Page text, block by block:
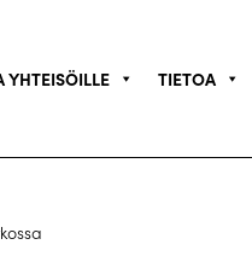
YHTEISÖILLE TIETOA